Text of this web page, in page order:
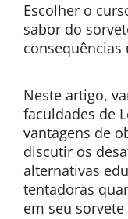
Escolher o
sabor do
Neste artigo,
faculdades de
vantagens de
discutir os
alternativas
tentadoras
em seu